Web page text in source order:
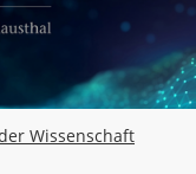
Wissenschaft